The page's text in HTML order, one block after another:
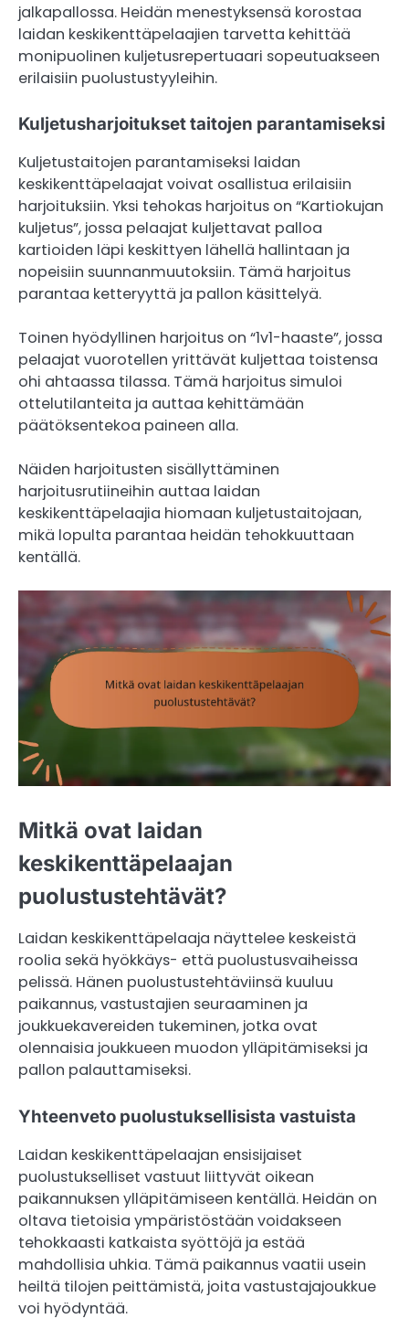
jalkapallossa. Heidän menestyksensä korostaa
laidan keskikenttäpelaajien tarvetta kehittää
monipuolinen kuljetusrepertuaari sopeutuakseen
erilaisiin puolustustyyleihin.
Kuljetusharjoitukset taitojen parantamiseksi
Kuljetustaitojen parantamiseksi laidan
keskikenttäpelaajat voivat osallistua erilaisiin
harjoituksiin. Yksi tehokas harjoitus on “Kartiokujan
kuljetus”, jossa pelaajat kuljettavat palloa
kartioiden läpi keskittyen lähellä hallintaan ja
nopeisiin suunnanmuutoksiin. Tämä harjoitus
parantaa ketteryyttä ja pallon käsittelyä.
Toinen hyödyllinen harjoitus on “1v1-haaste”, jossa
pelaajat vuorotellen yrittävät kuljettaa toistensa
ohi ahtaassa tilassa. Tämä harjoitus simuloi
ottelutilanteita ja auttaa kehittämään
päätöksentekoa paineen alla.
Näiden harjoitusten sisällyttäminen
harjoitusrutiineihin auttaa laidan
keskikenttäpelaajia hiomaan kuljetustaitojaan,
mikä lopulta parantaa heidän tehokkuuttaan
kentällä.
Mitkä ovat laidan
keskikenttäpelaajan
puolustustehtävät?
Laidan keskikenttäpelaaja näyttelee keskeistä
roolia sekä hyökkäys- että puolustusvaiheissa
pelissä. Hänen puolustustehtäviinsä kuuluu
paikannus, vastustajien seuraaminen ja
joukkuekavereiden tukeminen, jotka ovat
olennaisia joukkueen muodon ylläpitämiseksi ja
pallon palauttamiseksi.
Yhteenveto puolustuksellisista vastuista
Laidan keskikenttäpelaajan ensisijaiset
puolustukselliset vastuut liittyvät oikean
paikannuksen ylläpitämiseen kentällä. Heidän on
oltava tietoisia ympäristöstään voidakseen
tehokkaasti katkaista syöttöjä ja estää
mahdollisia uhkia. Tämä paikannus vaatii usein
heiltä tilojen peittämistä, joita vastustajajoukkue
voi hyödyntää.